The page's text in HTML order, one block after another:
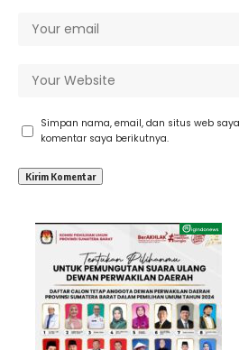
Simpan nama, email, dan situs web
komentar saya berikutnya.